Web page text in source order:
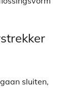
sluiten,